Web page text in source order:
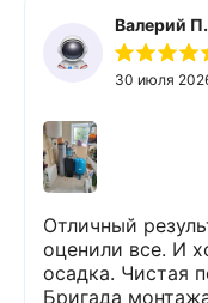
Валерий П.
30 июля
Отличный
оценили все. И
осадка. Чистая
Бригада